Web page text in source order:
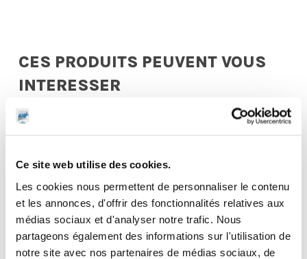
Ce site web utilise des cookies.
Les cookies nous permettent de personnaliser le contenu
et les annonces, d'offrir des fonctionnalités relatives aux
médias sociaux et d'analyser notre trafic. Nous
partageons également des informations sur l'utilisation de
notre site avec nos partenaires de médias sociaux, de
CES PRODUITS PEUVENT VOUS
INTERESSER